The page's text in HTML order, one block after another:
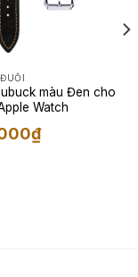
màu Đen cho
Watch
₫